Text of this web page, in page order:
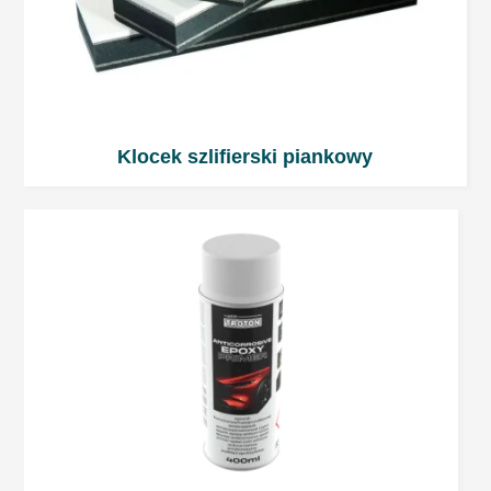
Klocek szlifierski piankowy